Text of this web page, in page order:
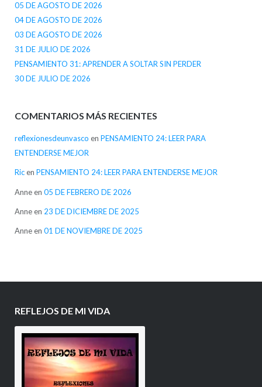
05 DE AGOSTO DE 2026
04 DE AGOSTO DE 2026
03 DE AGOSTO DE 2026
31 DE JULIO DE 2026
PENSAMIENTO 31: APRENDER A SOLTAR SIN PERDER
30 DE JULIO DE 2026
COMENTARIOS MÁS RECIENTES
reflexionesdeunvasco en PENSAMIENTO 24: LEER PARA
ENTENDERSE MEJOR
Ricen PENSAMIENTO 24: LEER PARA ENTENDERSE MEJOR
Anneen 05 DE FEBRERO DE 2026
Anneen 23 DE DICIEMBRE DE 2025
Anneen 01 DE NOVIEMBRE DE 2025
REFLEJOS DE MI VIDA